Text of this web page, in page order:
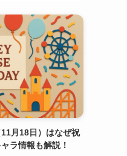
月18日）はなぜ祝
ラ情報も解説！